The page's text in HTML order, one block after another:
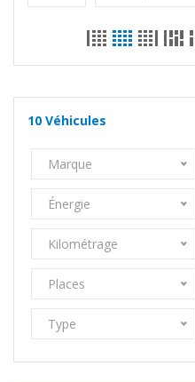
10 Véhicules
Marque
Énergie
Kilométrage
Places
Type